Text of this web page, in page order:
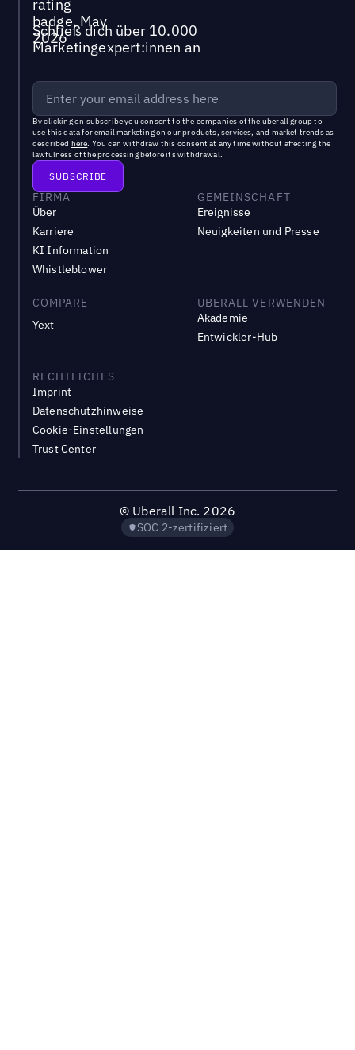
Schließ dich über 10.000
Marketingexpert:innen an
By clicking on subscribe you consent to the companies of the uberall groupto
use this data for email marketing on our products, services, and market trends as
described here. You can withdraw this consent at any time without affecting the
lawfulness of the processing before its withdrawal.
FIRMA
Über
Karriere
KI Information
Whistleblower
GEMEINSCHAFT
Ereignisse
Neuigkeiten und Presse
COMPARE
Yext
UBERALL VERWENDEN
Akademie
Entwickler-Hub
RECHTLICHES
Imprint
Datenschutzhinweise
Cookie-Einstellungen
Trust Center
© Uberall Inc. 2026
SOC 2-zertifiziert